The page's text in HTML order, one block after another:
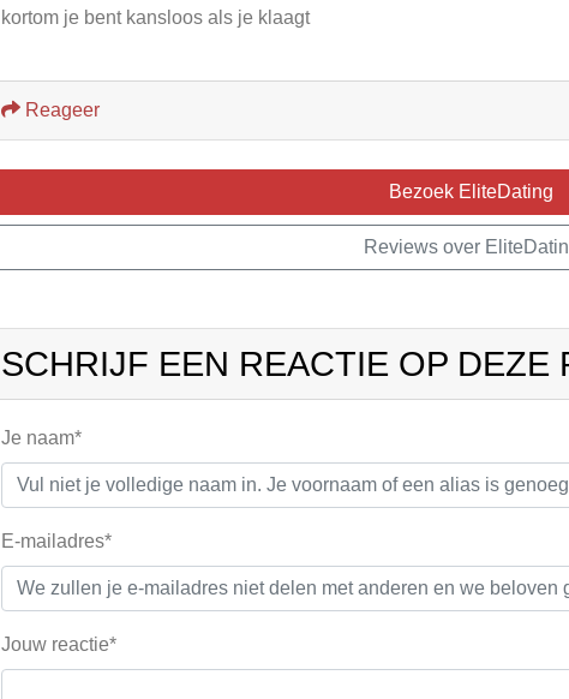
kortom je bent kansloos als je klaagt
Reageer
Bezoek EliteDating
Reviews over
SCHRIJF EEN REACTIE OP DEZE
Je naam*
E-mailadres*
Jouw reactie*